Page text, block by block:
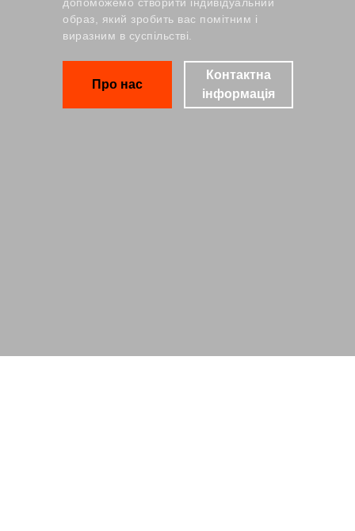
образ, який зробить вас помітним і
виразним в суспільстві.
Про нас
Контактна
інформація